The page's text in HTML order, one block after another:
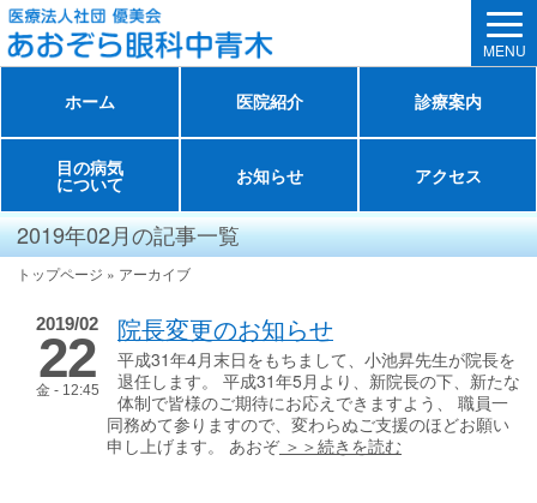
MENU
ホーム 医院紹介 診療案内
目の病気
について お知らせ アクセス
2019年02月の記事一覧
トップページ » アーカイブ
2019/02
22
金 - 12:45
院長変更のお知らせ
平成31年4月末日をもちまして、小池昇先生が院長を
退任します。 平成31年5月より、新院長の下、新たな
体制で皆様のご期待にお応えできますよう、 職員一
同務めて参りますので、変わらぬご支援のほどお願い
申し上げます。 あおぞ ＞＞続きを読む